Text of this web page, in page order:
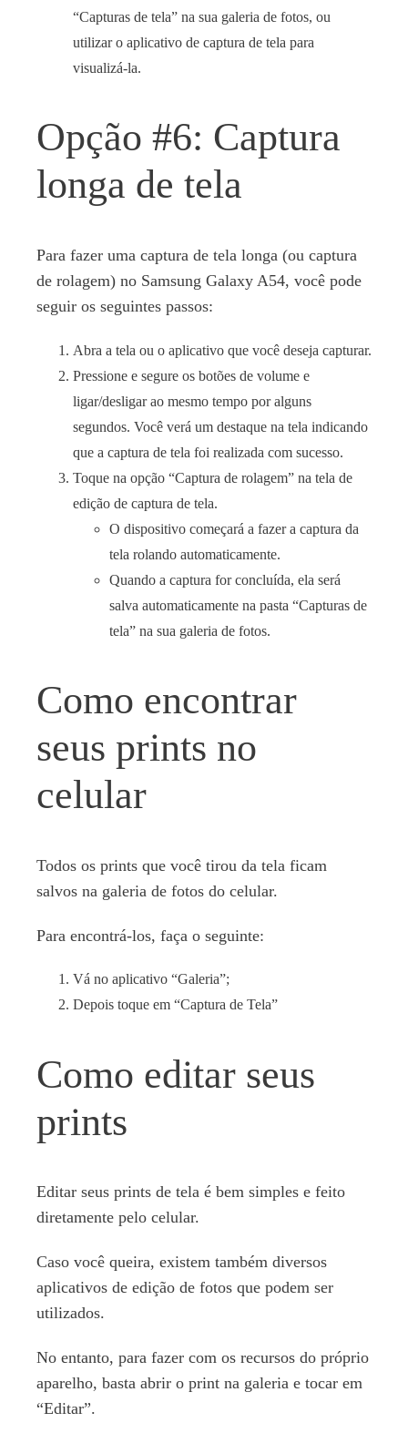
“Capturas de tela” na sua galeria de fotos, ou
utilizar o aplicativo de captura de tela para
visualizá-la.
Opção #6: Captura
longa de tela
Para fazer uma captura de tela longa (ou captura
de rolagem) no Samsung Galaxy A54, você pode
seguir os seguintes passos:
Abra a tela ou o aplicativo que você deseja capturar.
Pressione e segure os botões de volume e
ligar/desligar ao mesmo tempo por alguns
segundos. Você verá um destaque na tela indicando
que a captura de tela foi realizada com sucesso.
Toque na opção “Captura de rolagem” na tela de
edição de captura de tela.
O dispositivo começará a fazer a captura da
tela rolando automaticamente.
Quando a captura for concluída, ela será
salva automaticamente na pasta “Capturas de
tela” na sua galeria de fotos.
Como encontrar
seus prints no
celular
Todos os prints que você tirou da tela ficam
salvos na galeria de fotos do celular.
Para encontrá-los, faça o seguinte:
Vá no aplicativo “Galeria”;
Depois toque em “Captura de Tela”
Como editar seus
prints
Editar seus prints de tela é bem simples e feito
diretamente pelo celular.
Caso você queira, existem também diversos
aplicativos de edição de fotos que podem ser
utilizados.
No entanto, para fazer com os recursos do próprio
aparelho, basta abrir o print na galeria e tocar em
“Editar”.